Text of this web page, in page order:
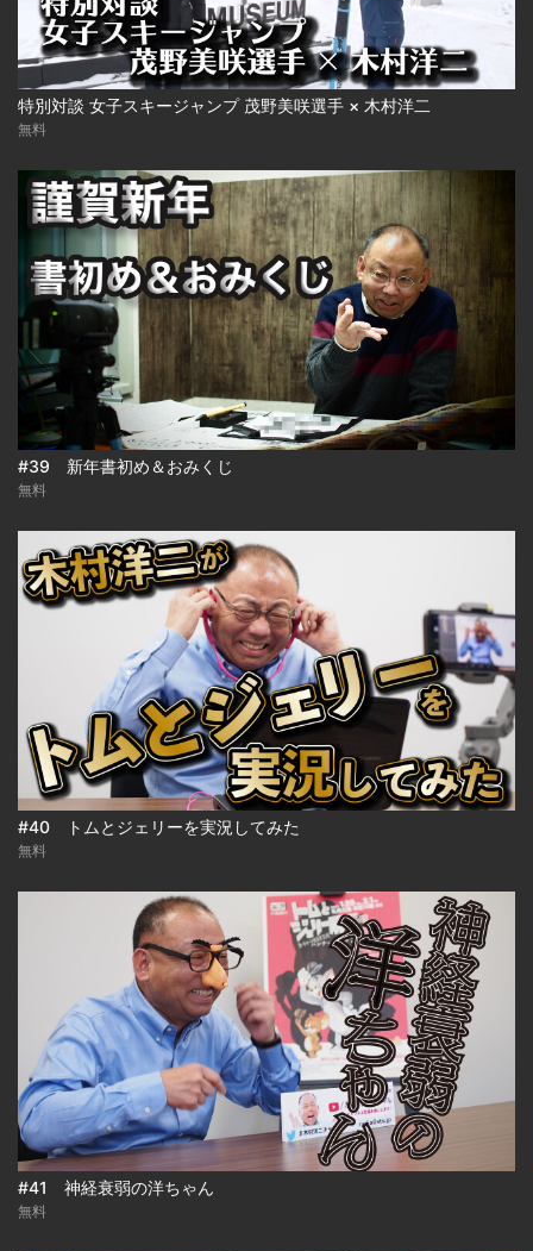
特別対談 女子スキージャンプ 茂野美咲選手 × 木村洋二
無料
#39 新年書初め＆おみくじ
無料
#40 トムとジェリーを実況してみた
無料
#41 神経衰弱の洋ちゃん
無料